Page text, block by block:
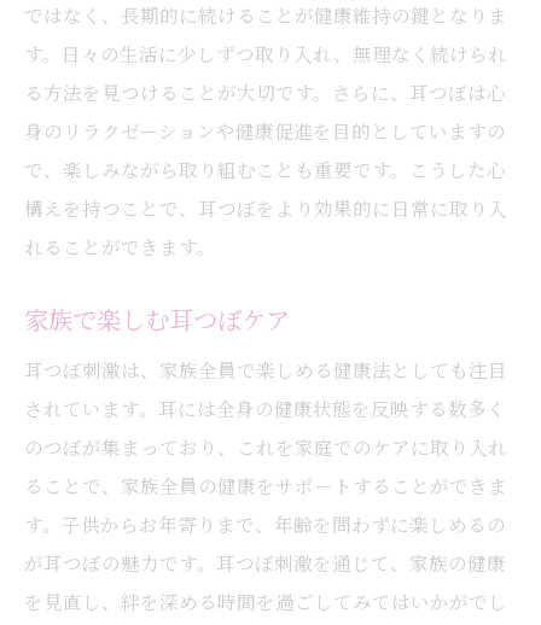
ではなく、長期的に続けることが健康維持の鍵となりま
す。日々の生活に少しずつ取り入れ、無理なく続けられ
る方法を見つけることが大切です。さらに、耳つぼは心
身のリラクゼーションや健康促進を目的としていますの
で、楽しみながら取り組むことも重要です。こうした心
構えを持つことで、耳つぼをより効果的に日常に取り入
れることができます。
家族で楽しむ耳つぼケア
耳つぼ刺激は、家族全員で楽しめる健康法としても注目
されています。耳には全身の健康状態を反映する数多く
のつぼが集まっており、これを家庭でのケアに取り入れ
ることで、家族全員の健康をサポートすることができま
す。子供からお年寄りまで、年齢を問わずに楽しめるの
が耳つぼの魅力です。耳つぼ刺激を通じて、家族の健康
を見直し、絆を深める時間を過ごしてみてはいかがでし